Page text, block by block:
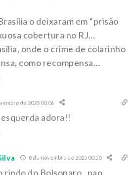
o deixaram em “prisão
cobertura no RJ…
onde o crime de colarinho
como recompensa…
de 2025 00:06
adora!!
8 de novembro de 2025 00:10
rindo do Bolsonaro , nao